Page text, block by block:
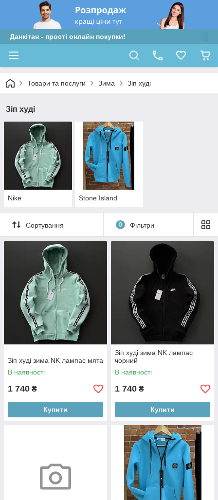
Данкітан - прості онлайн покупки!
Товари та послуги Зима Зіп худі
Зіп худі
Nike Stone Island
Сортування 0 Фільтри
Зіп худі зима NK лампас мята
В наявності
1 740 ₴
Купити
Зіп худі зима NK лампас
чорний
В наявності
1 740 ₴
Купити